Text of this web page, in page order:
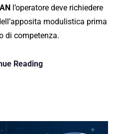
l’operatore deve richiedere
modulistica prima
di competenza.
Reading